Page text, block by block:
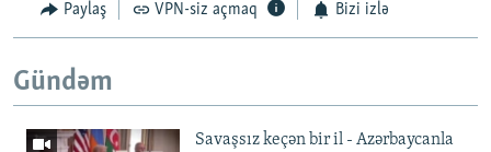
Paylaş VPN-siz açmaq Bizi izlə
Gündəm
Savaşsız keçən bir il - Azərbaycanla